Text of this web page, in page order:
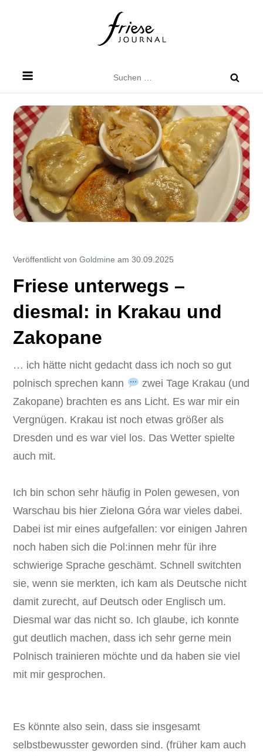
nach:
Veröffentlicht vonGoldmine am 30.09.2025
Friese unterwegs –
diesmal: in Krakau und
Zakopane
… ich hätte nicht gedacht dass ich noch so gut
polnisch sprechen kann
zwei Tage Krakau (und
Zakopane) brachten es ans Licht. Es war mir ein
Vergnügen. Krakau ist noch etwas größer als
Dresden und es war viel los. Das Wetter spielte
auch mit.
Ich bin schon sehr häufig in Polen gewesen, von
Warschau bis hier Zielona Góra war vieles dabei.
Dabei ist mir eines aufgefallen: vor einigen Jahren
noch haben sich die Pol:innen mehr für ihre
schwierige Sprache geschämt. Schnell switchten
sie, wenn sie merkten, ich kam als Deutsche nicht
damit zurecht, auf Deutsch oder Englisch um.
Diesmal war das nicht so. Ich glaube, ich konnte
gut deutlich machen, dass ich sehr gerne mein
Polnisch trainieren möchte und da haben sie viel
mit mir gesprochen.
Es könnte also sein, dass sie insgesamt
selbstbewusster geworden sind. (früher kam auch